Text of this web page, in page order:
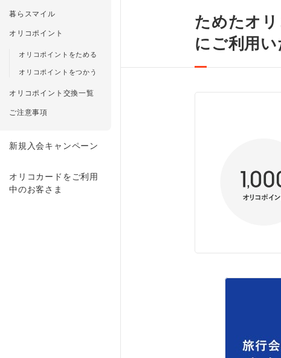
暮らスマイル
オリコポイント
オリコポイントをためる
オリコポイントをつかう
オリコポイント交換一覧
ご注意事項
新規入会キャンペーン
オリコカードをご利用
中のお客さま
ためたオ
にご利用い